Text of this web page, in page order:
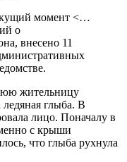
момент <…
о
внесено 11
жительницу
глыба. В
лицо. Поначалу в
с крыши
что глыба рухнула